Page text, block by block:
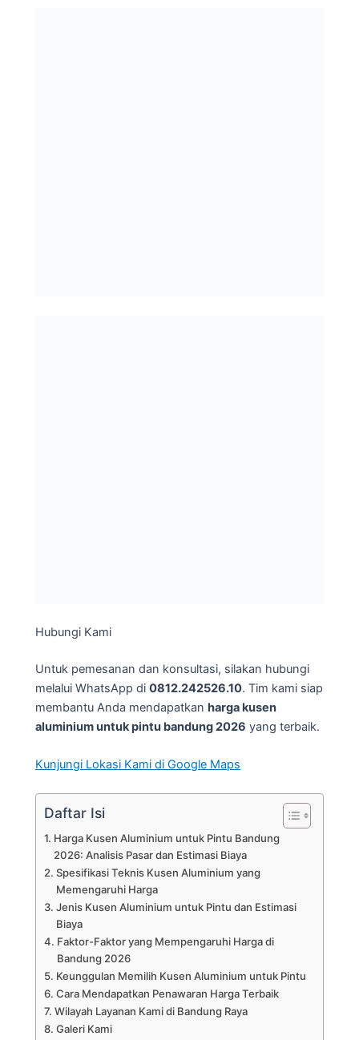
Hubungi Kami
Untuk pemesanan dan konsultasi, silakan hubungi
melalui WhatsApp di 0812.242526.10. Tim kami siap
membantu Anda mendapatkan harga kusen
aluminium untuk pintu bandung 2026 yang terbaik.
Kunjungi Lokasi Kami di Google Maps
Daftar Isi
Harga Kusen Aluminium untuk Pintu Bandung
2026: Analisis Pasar dan Estimasi Biaya
Spesifikasi Teknis Kusen Aluminium yang
Memengaruhi Harga
Jenis Kusen Aluminium untuk Pintu dan Estimasi
Biaya
Faktor-Faktor yang Mempengaruhi Harga di
Bandung 2026
Keunggulan Memilih Kusen Aluminium untuk Pintu
Cara Mendapatkan Penawaran Harga Terbaik
Wilayah Layanan Kami di Bandung Raya
Galeri Kami